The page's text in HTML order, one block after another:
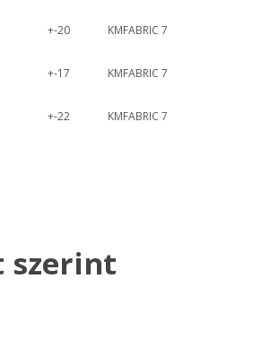
+-20 KMFABRIC 7
+-17 KMFABRIC 7
+-22 KMFABRIC 7
szerint